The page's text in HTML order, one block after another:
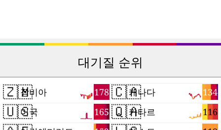
대기질 순위
🇿🇲 178
잠비아
🇺🇸 165
미국
🇨🇦 134
캐나다
🇶🇦 116
카타르